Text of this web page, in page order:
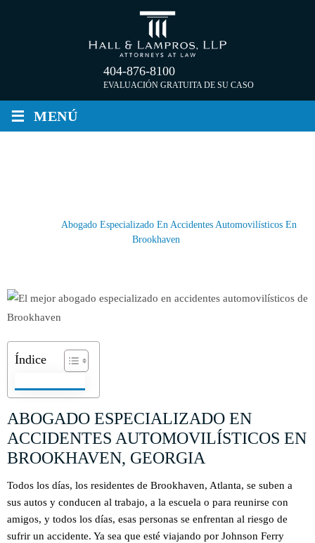
404-876-8100
EVALUACIÓN GRATUITA DE SU CASO
≡ MENÚ
Abogado Especializado En Accidentes Automovilísticos En
Brookhaven
Índice
ABOGADO ESPECIALIZADO EN
ACCIDENTES AUTOMOVILÍSTICOS EN
BROOKHAVEN, GEORGIA
Todos los días, los residentes de Brookhaven, Atlanta, se suben a
sus autos y conducen al trabajo, a la escuela o para reunirse con
amigos, y todos los días, esas personas se enfrentan al riesgo de
sufrir un accidente. Ya sea que esté viajando por Johnson Ferry